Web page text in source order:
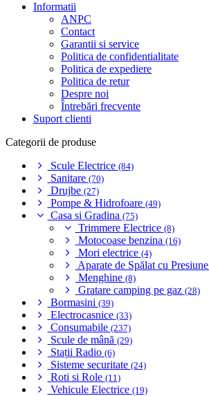
Informatii
ANPC
Contact
Garantii si service
Politica de confidentialitate
Politica de expediere
Politica de retur
Despre noi
Întrebări frecvente
Suport clienti
Categorii de produse
Scule Electrice (84)
Sanitare (70)
Drujbe (27)
Pompe & Hidrofoare (49)
Casa si Gradina (75)
Trimmere Electrice (8)
Motocoase benzina (16)
Mori electrice (4)
Aparate de Spălat cu Presiune
Menghine (8)
Gratare camping pe gaz (28)
Bormasini (39)
Electrocasnice (33)
Consumabile (237)
Scule de mână (29)
Stații Radio (6)
Sisteme securitate (24)
Roti si Role (11)
Vehicule Electrice (19)